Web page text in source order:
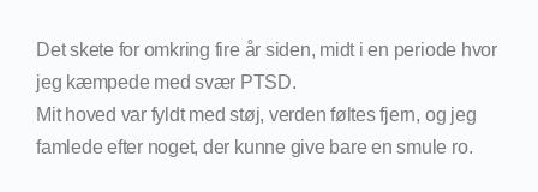
Det skete for omkring fire år siden, midt i en periode hvor
jeg kæmpede med svær PTSD.
Mit hoved var fyldt med støj, verden føltes fjern, og jeg
famlede efter noget, der kunne give bare en smule ro.